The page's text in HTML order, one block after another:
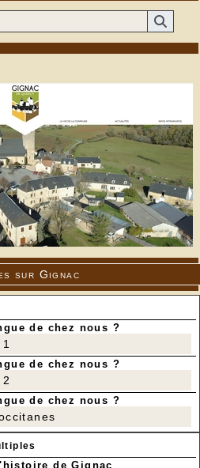
sur Gignac
de chez nous ?
de chez nous ?
de chez nous ?
de Gignac